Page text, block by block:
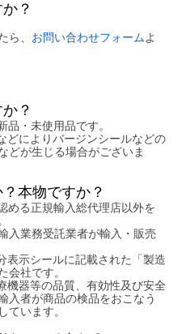
？
ら、 お問い合わせフォームよ
？
・未使用品です。
によりバージンシールなどの
どが生じる場合がございま
本物ですか？
める正規輸入総代理店以外を
入業務受託業者が輸入・販売
示シールに記載された「製造
会社です。
器等の品質、有効性及び安全
入者が商品の検品をおこなう
ています。